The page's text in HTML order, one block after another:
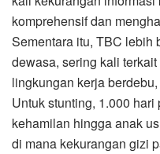
komprehensif dan
Sementara itu, TBC lebih
dewasa, sering kali
lingkungan kerja
Untuk stunting, 1.000
kehamilan hingga anak
di mana kekurangan gizi